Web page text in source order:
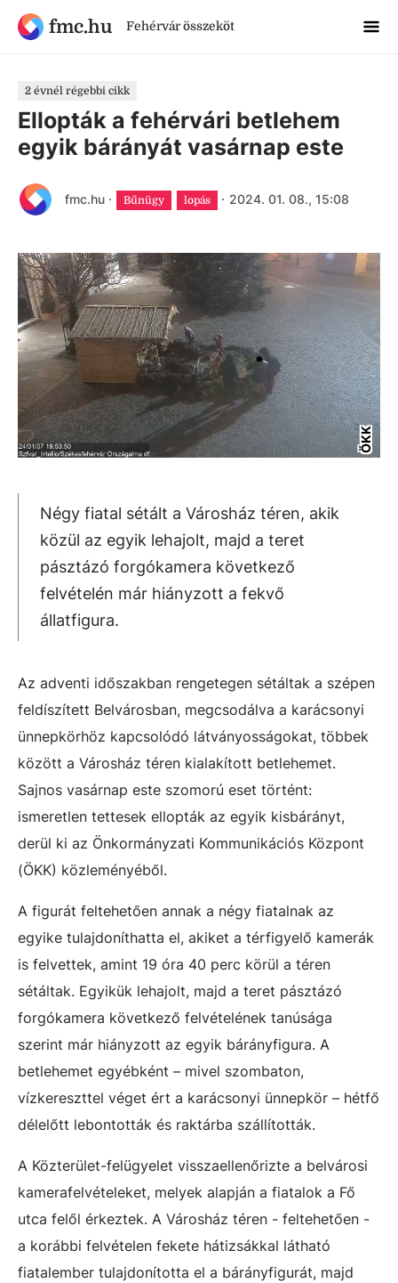
fmc.hu Fehérvár összeköt
2 évnél régebbi cikk
Ellopták a fehérvári betlehem
egyik bárányát vasárnap este
fmc.hu · Bűnügy lopás · 2024. 01. 08., 15:08
ÖKK
Négy fiatal sétált a Városház téren, akik
közül az egyik lehajolt, majd a teret
pásztázó forgókamera következő
felvételén már hiányzott a fekvő
állatfigura.
Az adventi időszakban rengetegen sétáltak a szépen
feldíszített Belvárosban, megcsodálva a karácsonyi
ünnepkörhöz kapcsolódó látványosságokat, többek
között a Városház téren kialakított betlehemet.
Sajnos vasárnap este szomorú eset történt:
ismeretlen tettesek ellopták az egyik kisbárányt,
derül ki az Önkormányzati Kommunikációs Központ
(ÖKK) közleményéből.
A figurát feltehetően annak a négy fiatalnak az
egyike tulajdoníthatta el, akiket a térfigyelő kamerák
is felvettek, amint 19 óra 40 perc körül a téren
sétáltak. Egyikük lehajolt, majd a teret pásztázó
forgókamera következő felvételének tanúsága
szerint már hiányzott az egyik bárányfigura. A
betlehemet egyébként – mivel szombaton,
vízkereszttel véget ért a karácsonyi ünnepkör – hétfő
délelőtt lebontották és raktárba szállították.
A Közterület-felügyelet visszaellenőrizte a belvárosi
kamerafelvételeket, melyek alapján a fiatalok a Fő
utca felől érkeztek. A Városház téren - feltehetően -
a korábbi felvételen fekete hátizsákkal látható
fiatalember tulajdonította el a bárányfigurát, majd